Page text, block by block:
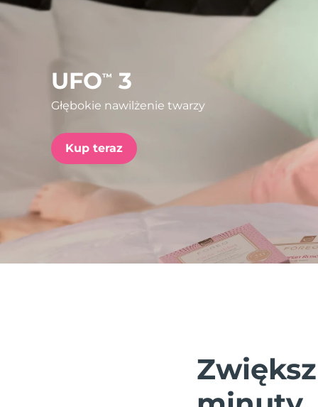
UFO™ 3
Głębokie nawilżenie twarzy
Kup teraz
BREAKING NEWS
issa™ Teeth Whitening Set
FAQ™ Dual LED Panel
POPULARNY